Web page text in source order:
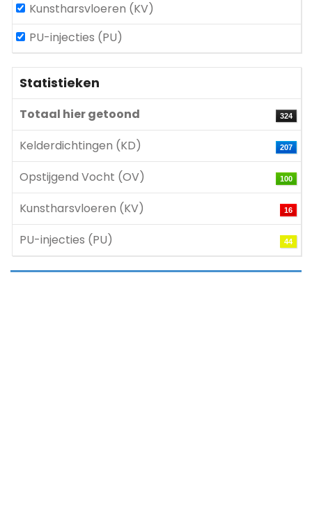
Kunstharsvloeren (KV)
PU-injecties (PU)
Statistieken
Totaal hier getoond 324
Kelderdichtingen (KD) 207
Opstijgend Vocht (OV) 100
Kunstharsvloeren (KV) 16
PU-injecties (PU) 44